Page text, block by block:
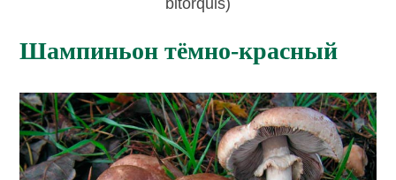
bitorquis)
Шампиньон тёмно-красный